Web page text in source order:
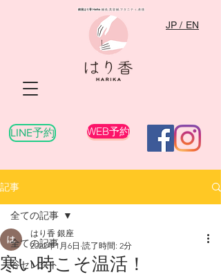
WEB予約
LINE予約
銀座はり香Harika​ 鍼灸,美容鍼,マタニティ,産後
JP / EN
記事
全ての記事
谷セレクト
全ての記事
寒い時こそ温活！
はり香 銀座
2022年1月6日 読了時間: 2分